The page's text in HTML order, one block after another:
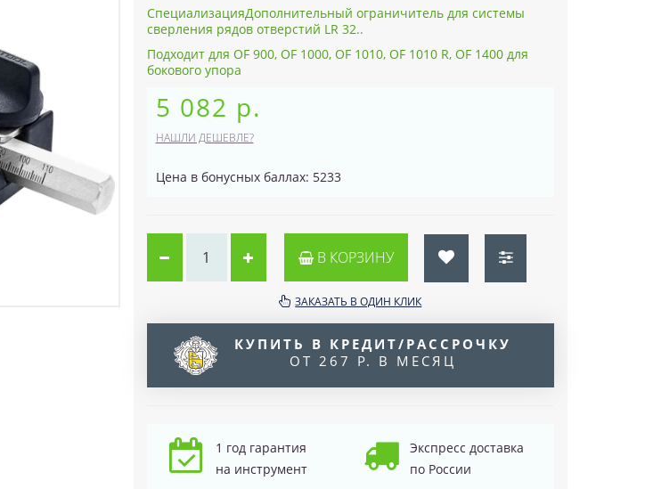
СпециализацияДополнительный ограничитель для системы
сверления рядов отверстий LR 32..
Подходит для OF 900, OF 1000, OF 1010, OF 1010 R, OF 1400 для
бокового упора
5 082 р.
НАШЛИ ДЕШЕВЛЕ?
Цена в бонусных баллах: 5233
В КОРЗИНУ
ЗАКАЗАТЬ В ОДИН КЛИК
КУПИТЬ В КРЕДИТ/РАССРОЧКУ
ОТ 267 Р. В МЕСЯЦ
1 год гарантия
на инструмент
Экспресс доставка
по России